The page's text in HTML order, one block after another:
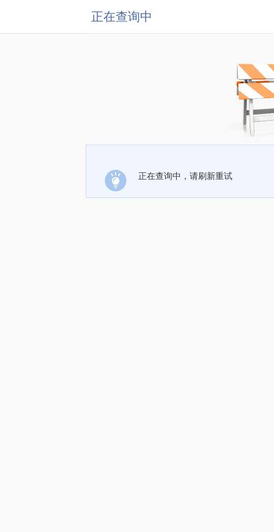
正在查询中
正在查询中，请刷新重试